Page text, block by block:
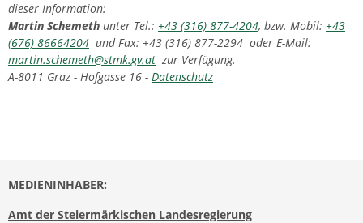
dieser Information:
Martin Schemeth unter Tel.: +43 (316) 877-4204, bzw. Mobil: +43
(676) 86664204 und Fax: +43 (316) 877-2294 oder E-Mail:
martin.schemeth@stmk.gv.at zur Verfügung.
A-8011 Graz - Hofgasse 16 - Datenschutz
MEDIENINHABER:
Amt der Steiermärkischen Landesregierung